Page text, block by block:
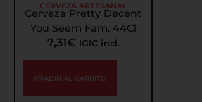
CERVEZA ARTESANAL
Cerveza Pretty Decent
You Seem Fam. 44Cl
7,31€ IGIC incl.
AÑADIR AL CARRITO